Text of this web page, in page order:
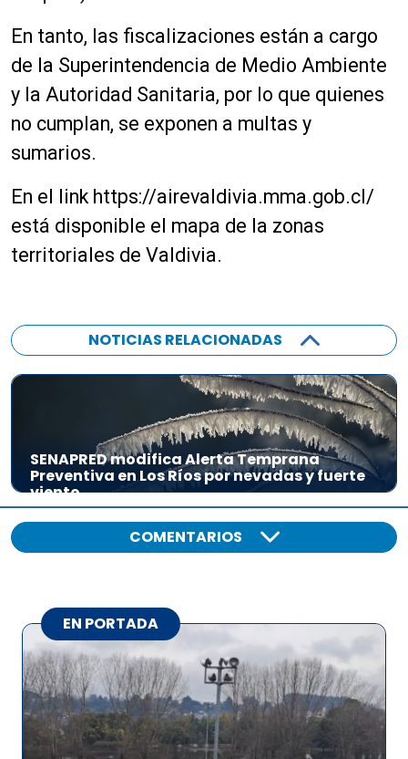
En tanto, las fiscalizaciones están a cargo
de la Superintendencia de Medio Ambiente
y la Autoridad Sanitaria, por lo que quienes
no cumplan, se exponen a multas y
sumarios.
En el link https://airevaldivia.mma.gob.cl/
está disponible el mapa de la zonas
territoriales de Valdivia.
NOTICIAS RELACIONADAS
SENAPRED modifica Alerta Temprana
Preventiva en Los Ríos por nevadas y fuerte
viento
COMENTARIOS
EN PORTADA